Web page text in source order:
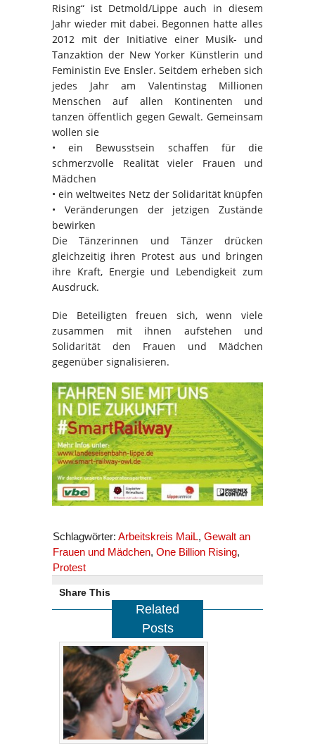
Rising“ ist Detmold/Lippe auch in diesem
Jahr wieder mit dabei. Begonnen hatte alles
2012 mit der Initiative einer Musik- und
Tanzaktion der New Yorker Künstlerin und
Feministin Eve Ensler. Seitdem erheben sich
jedes Jahr am Valentinstag Millionen
Menschen auf allen Kontinenten und
tanzen öffentlich gegen Gewalt. Gemeinsam
wollen sie
• ein Bewusstsein schaffen für die
schmerzvolle Realität vieler Frauen und
Mädchen
• ein weltweites Netz der Solidarität knüpfen
• Veränderungen der jetzigen Zustände
bewirken
Die Tänzerinnen und Tänzer drücken
gleichzeitig ihren Protest aus und bringen
ihre Kraft, Energie und Lebendigkeit zum
Ausdruck.
Die Beteiligten freuen sich, wenn viele
zusammen mit ihnen aufstehen und
Solidarität den Frauen und Mädchen
gegenüber signalisieren.
Schlagwörter: Arbeitskreis MaiL, Gewalt an
Frauen und Mädchen, One Billion Rising,
Protest
Share This
Related
Posts